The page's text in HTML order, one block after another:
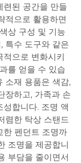
련된 공간을 만들
적으로 활용하면
상 구성 및 기능
특수 도구와 같은
으로 변화시키
를 얻을 수 있습
소재 용품은 색감,
장하고, 가족과 손
합니다. 조명 액
렴한 탁상 스탠드
한 펜던트 조명까
조명을 제공합니
부담을 줄이면서